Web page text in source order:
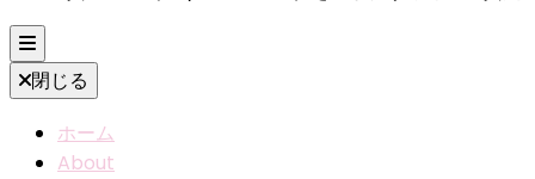
閉じる
ホーム
About